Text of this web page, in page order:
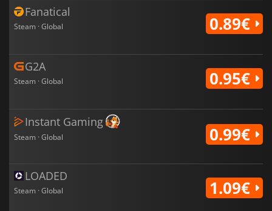
Fanatical
Steam · Global 0.89€
G2A
Steam · Global 0.95€
Instant Gaming
Steam · Global 0.99€
LOADED
Steam · Global 1.09€